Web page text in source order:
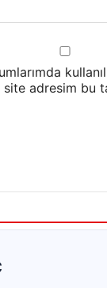
adresim bu